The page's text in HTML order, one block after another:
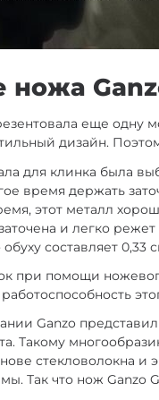
ножа
еще одну
дизайн.
для клинка была
время держать
этот металл
и легко
составляет 0,33
при помощи
работоспособность
Ganzo
Такому
стекловолокна
Так что нож Ganzo